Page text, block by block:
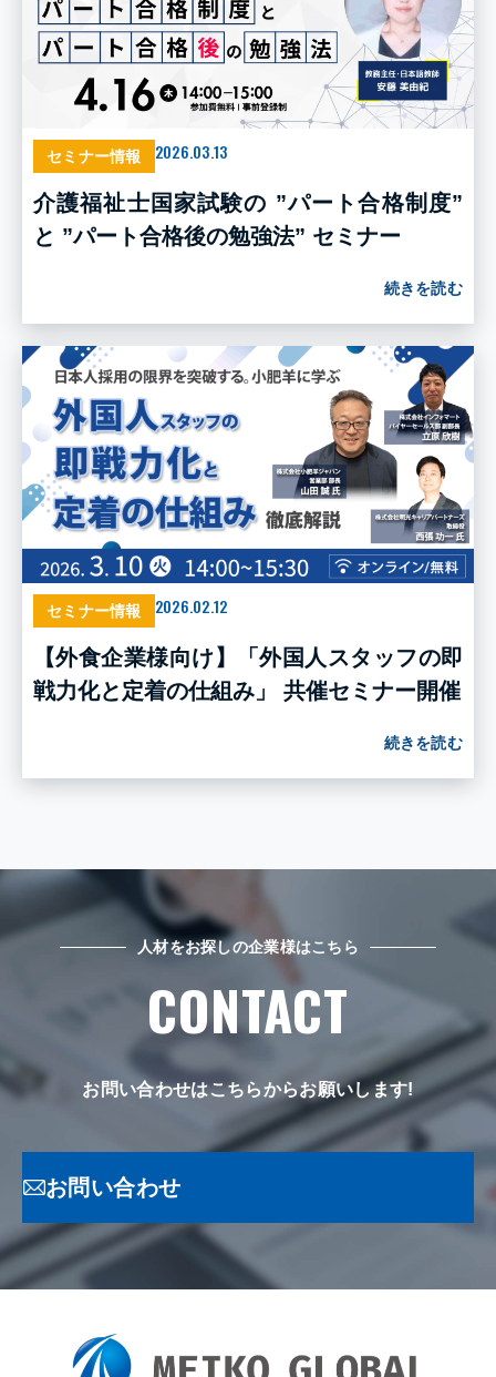
セミナー情報 2026.03.13
介護福祉士国家試験の ”パート合格制度”
と ”パート合格後の勉強法” セミナー
続きを読む
セミナー情報 2026.02.12
【外食企業様向け】「外国人スタッフの即
戦力化と定着の仕組み」 共催セミナー開催
続きを読む
人材をお探しの企業様はこちら
CONTACT
お問い合わせはこちらからお願いします!
お問い合わせ